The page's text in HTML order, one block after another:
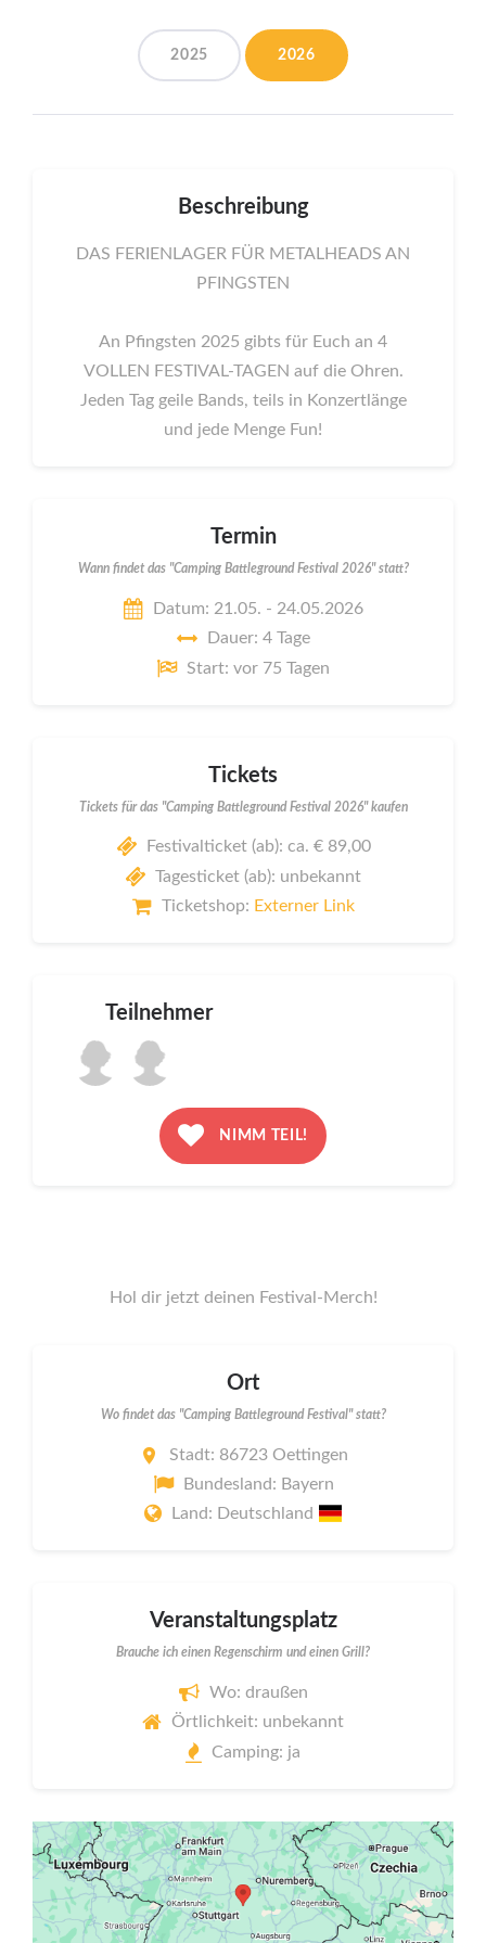
2025 2026
Beschreibung
DAS FERIENLAGER FÜR METALHEADS AN
PFINGSTEN
An Pfingsten 2025 gibts für Euch an 4
VOLLEN FESTIVAL-TAGEN auf die Ohren.
Jeden Tag geile Bands, teils in Konzertlänge
und jede Menge Fun!
Termin
Wann findet das "Camping Battleground Festival 2026" statt?
Datum: 21.05. - 24.05.2026
Dauer: 4 Tage
Start: vor 75 Tagen
Tickets
Tickets für das "Camping Battleground Festival 2026" kaufen
Festivalticket (ab): ca. € 89,00
Tagesticket (ab): unbekannt
Ticketshop: Externer Link
Teilnehmer
NIMM TEIL!
Hol dir jetzt deinen Festival-Merch!
Ort
Wo findet das "Camping Battleground Festival" statt?
Stadt: 86723 Oettingen
Bundesland: Bayern
Land: Deutschland
Veranstaltungsplatz
Brauche ich einen Regenschirm und einen Grill?
Wo: draußen
Örtlichkeit: unbekannt
Camping: ja